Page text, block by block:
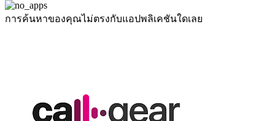
การค้นหาของคุณไม่ตรงกับแอปพลิเคชันใดเลย